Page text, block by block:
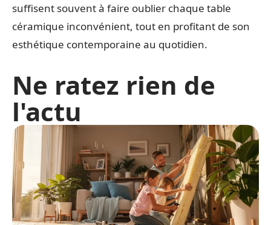
suffisent souvent à faire oublier chaque table
céramique inconvénient, tout en profitant de son
esthétique contemporaine au quotidien.
Ne ratez rien de
l'actu